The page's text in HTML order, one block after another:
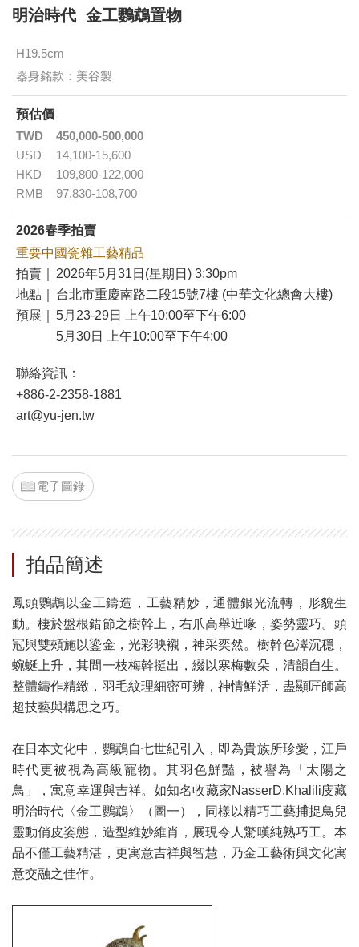
明治時代 金工鸚鵡置物
H19.5cm
器身銘款：美谷製
預估價
TWD
450,000-500,000
USD
14,100-15,600
HKD
109,800-122,000
RMB
97,830-108,700
2026春季拍賣
重要中國瓷雜工藝精品
拍賣｜
2026年5月31日(星期日) 3:30pm
地點｜
台北市重慶南路二段15號7樓 (中華文化總會大樓)
預展｜
5月23-29日 上午10:00至下午6:00
5月30日 上午10:00至下午4:00
聯絡資訊：
+886-2-2358-1881
art@yu-jen.tw
電子圖錄
拍品簡述
鳳頭鸚鵡以金工鑄造，工藝精妙，通體銀光流轉，形貌生
動。棲於盤根錯節之樹幹上，右爪高舉近喙，姿勢靈巧。頭
冠與雙頰施以鎏金，光彩映襯，神采奕然。樹幹色澤沉穩，
蜿蜒上升，其間一枝梅幹挺出，綴以寒梅數朵，清韻自生。
整體鑄作精緻，羽毛紋理細密可辨，神情鮮活，盡顯匠師高
超技藝與構思之巧。
在日本文化中，鸚鵡自七世紀引入，即為貴族所珍愛，江戶
時代更被視為高級寵物。其羽色鮮豔，被譽為「太陽之
鳥」，寓意幸運與吉祥。如知名收藏家NasserD.Khalili庋藏
明治時代〈金工鸚鵡〉（圖一），同樣以精巧工藝捕捉鳥兒
靈動俏皮姿態，造型維妙維肖，展現令人驚嘆純熟巧工。本
品不僅工藝精湛，更寓意吉祥與智慧，乃金工藝術與文化寓
意交融之佳作。